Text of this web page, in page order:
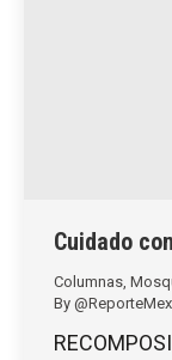
Cuidado
Columnas,
By